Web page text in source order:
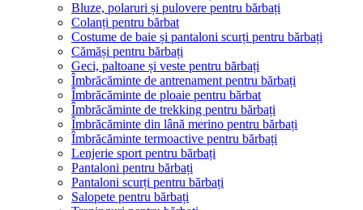
Bluze, polaruri și pulovere pentru bărbați
Colanți pentru bărbat
Costume de baie și pantaloni scurți pentru bărbați
Cămăși pentru bărbați
Geci, paltoane și veste pentru bărbați
Îmbrăcăminte de antrenament pentru bărbați
Îmbrăcăminte de ploaie pentru bărbat
Îmbrăcăminte de trekking pentru bărbați
Îmbrăcăminte din lână merino pentru bărbați
Îmbrăcăminte termoactive pentru bărbați
Lenjerie sport pentru bărbați
Pantaloni pentru bărbați
Pantaloni scurți pentru bărbați
Salopete pentru bărbați